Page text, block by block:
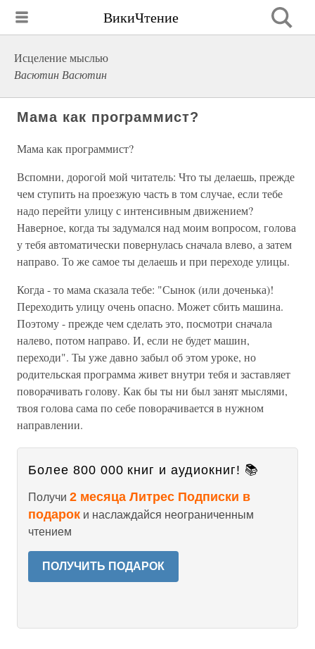
ВикиЧтение
Исцеление мыслью
Васютин Васютин
Мама как программист?
Мама как программист?
Вспомни, дорогой мой читатель: Что ты делаешь, прежде
чем ступить на проезжую часть в том случае, если тебе
надо перейти улицу с интенсивным движением?
Наверное, когда ты задумался над моим вопросом, голова
у тебя автоматически повернулась сначала влево, а затем
направо. То же самое ты делаешь и при переходе улицы.
Когда - то мама сказала тебе: "Сынок (или доченька)!
Переходить улицу очень опасно. Может сбить машина.
Поэтому - прежде чем сделать это, посмотри сначала
налево, потом направо. И, если не будет машин,
переходи". Ты уже давно забыл об этом уроке, но
родительская программа живет внутри тебя и заставляет
поворачивать голову. Как бы ты ни был занят мыслями,
твоя голова сама по себе поворачивается в нужном
направлении.
Более 800 000 книг и аудиокниг! 📚
Получи 2 месяца Литрес Подписки в
подарок и наслаждайся неограниченным
чтением
ПОЛУЧИТЬ ПОДАРОК